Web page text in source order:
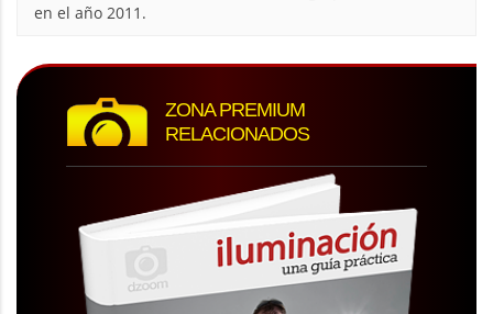
en el año 2011.
ZONA PREMIUM
RELACIONADOS